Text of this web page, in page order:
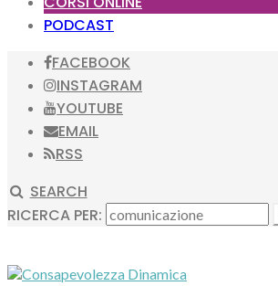
PODCAST
FACEBOOK
INSTAGRAM
YOUTUBE
EMAIL
RSS
SEARCH
RICERCA PER: